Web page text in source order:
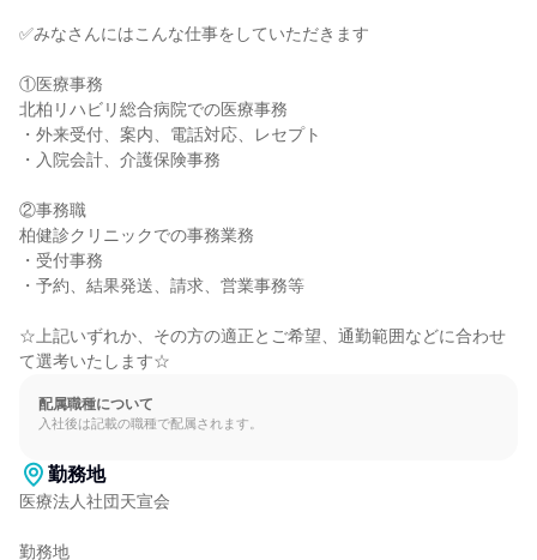
✅みなさんにはこんな仕事をしていただきます
①医療事務
北柏リハビリ総合病院での医療事務
・外来受付、案内、電話対応、レセプト
・入院会計、介護保険事務
②事務職
柏健診クリニックでの事務業務
・受付事務
・予約、結果発送、請求、営業事務等
☆上記いずれか、その方の適正とご希望、通勤範囲などに合わせ
て選考いたします☆
配属職種について
入社後は記載の職種で配属されます。
勤務地
医療法人社団天宣会
勤務地